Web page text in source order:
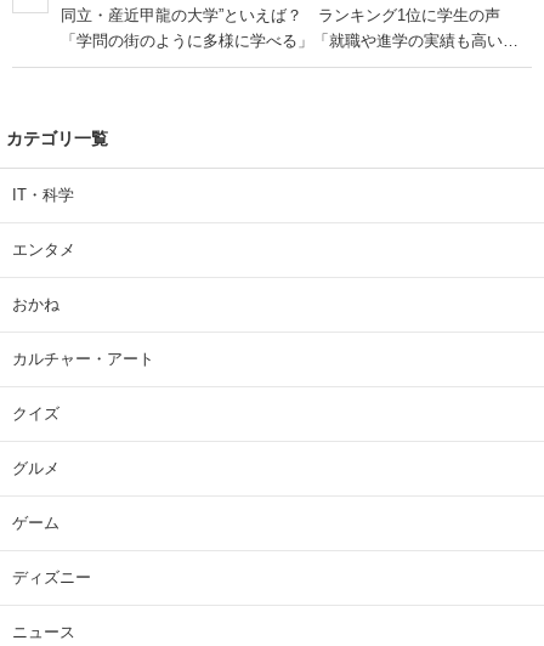
同立・産近甲龍の大学”といえば？ ランキング1位に学生の声
「学問の街のように多様に学べる」「就職や進学の実績も高い」
| 大学 ねとらぼリサーチ
カテゴリ一覧
IT・科学
エンタメ
おかね
カルチャー・アート
クイズ
グルメ
ゲーム
ディズニー
ニュース